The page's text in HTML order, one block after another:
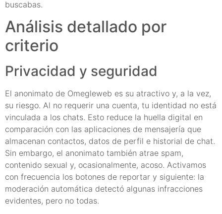
buscabas.
Análisis detallado por
criterio
Privacidad y seguridad
El anonimato de Omegleweb es su atractivo y, a la vez,
su riesgo. Al no requerir una cuenta, tu identidad no está
vinculada a los chats. Esto reduce la huella digital en
comparación con las aplicaciones de mensajería que
almacenan contactos, datos de perfil e historial de chat.
Sin embargo, el anonimato también atrae spam,
contenido sexual y, ocasionalmente, acoso. Activamos
con frecuencia los botones de reportar y siguiente: la
moderación automática detectó algunas infracciones
evidentes, pero no todas.